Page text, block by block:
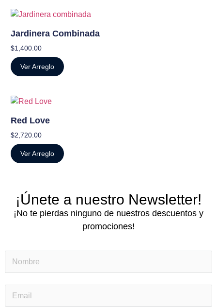
Jardinera Combinada
$1,400.00
Ver Arreglo
Red Love
$2,720.00
Ver Arreglo
¡Únete a nuestro Newsletter!
¡No te pierdas ninguno de nuestros descuentos y
promociones!